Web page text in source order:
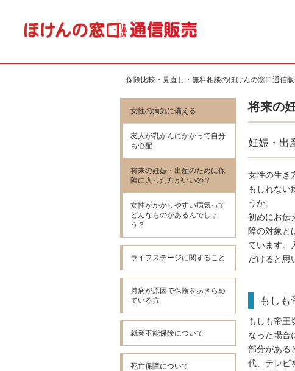
保険比較・見直し・無料相談のほけんの窓口通信
将来の
妊娠・出
女性の生き
もしれない
うか。
初めにお伝
障の対象と
ています。
だけると思
もしも
もしも帝王
なった場合
部分がある
代、テレビ
女性の病気に備える
友人が乳がんにかかって自分
も心配
将来の妊娠・出産のために保
険に入った方がいいの？
女性がかかりやすい病気って
どんなものがあるんでしょ
う？
ライフステージに関すること
持病が原因で保険をあきらめ
ている方
就業不能保険について
死亡保障について